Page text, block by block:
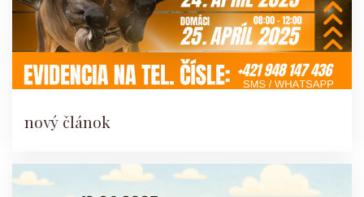
nový článok